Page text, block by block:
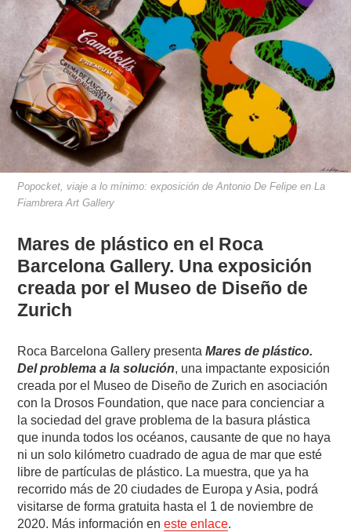
Popocket, viaje a lo mínimo: exposición de Antonio De Felipe en La
Fiambrera Art Gallery
Mares de plástico en el Roca
Barcelona Gallery. Una exposición
creada por el Museo de Diseño de
Zurich
Roca Barcelona Gallery presentaMares de plástico.
Del problema a la solución, una impactante exposición
creada por el Museo de Diseño de Zurich en asociación
con la Drosos Foundation, que nace para concienciar a
la sociedad del grave problema de la basura plástica
que inunda todos los océanos, causante de que no haya
ni un solo kilómetro cuadrado de agua de mar que esté
libre de partículas de plástico. La muestra, que ya ha
recorrido más de 20 ciudades de Europa y Asia, podrá
visitarse de forma gratuita hasta el 1 de noviembre de
2020. Más información eneste enlace.